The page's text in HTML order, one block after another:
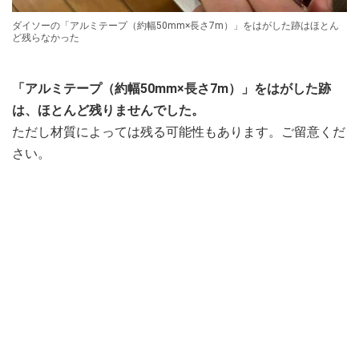
ダイソーの「アルミテープ（約幅50mm×長さ7m）」をはがした跡はほとん
ど残らなかった
「アルミテープ（約幅50mm×長さ7m）」をはがした跡
は、ほとんど残りませんでした。
ただし材質によっては残る可能性もあります。ご留意くだ
さい。